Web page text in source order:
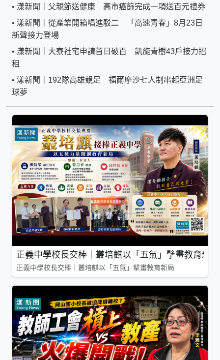
• 漾新聞｜父親節送健康 高市癌篩完成一項送百元禮券
• 漾新聞｜從產業開箱唱進駁二 「高速青春」8月23日
新聲接力登場
• 漾新聞｜大寮社宅申請首日破百 凱旋青樹43戶接力招
租
• 漾新聞｜192隊高雄競足 福爾摩沙七人制串起亞洲足
球夢
正義中學校長交棒｜叢培麒以「五氣」擘畫教育新局
正義中學校長交棒｜叢培麒以「五氣」擘畫教育新局